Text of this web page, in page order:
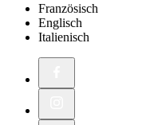
Französisch
Englisch
Italienisch